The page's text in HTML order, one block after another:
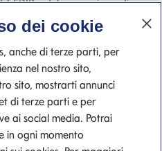
SDIR e del meccanismo di
disponibile
di Priscilla, 4 - Roma - a
delibere CONSOB n.
2022.
dei cookie
anche di terze parti, per
nel nostro sito,
sito, mostrarti annunci
di terze parti e per
ai social media. Potrai
in ogni momento